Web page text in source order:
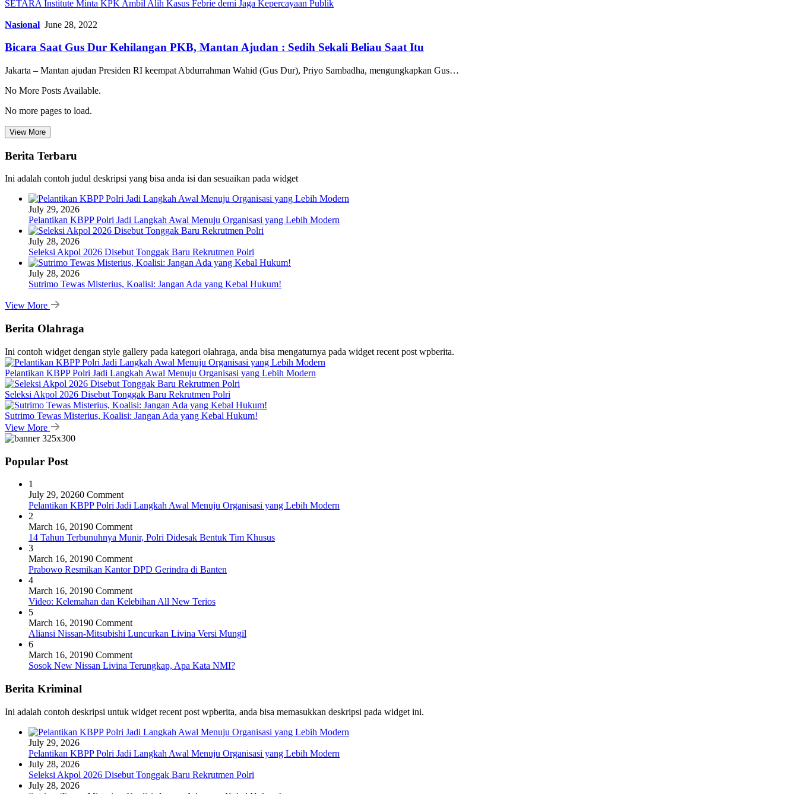
SETARA Institute Minta KPK Ambil Alih Kasus Febrie demi Jaga Kepercayaan Publik
Nasional June 28, 2022
Bicara Saat Gus Dur Kehilangan PKB, Mantan Ajudan : Sedih Sekali Beliau Saat Itu
Jakarta – Mantan ajudan Presiden RI keempat Abdurrahman Wahid (Gus Dur), Priyo Sambadha, mengungkapkan Gus…
No More Posts Available.
No more pages to load.
View More
Berita Terbaru
Ini adalah contoh judul deskripsi yang bisa anda isi dan sesuaikan pada widget
July 29, 2026
Pelantikan KBPP Polri Jadi Langkah Awal Menuju Organisasi yang Lebih Modern
July 28, 2026
Seleksi Akpol 2026 Disebut Tonggak Baru Rekrutmen Polri
July 28, 2026
Sutrimo Tewas Misterius, Koalisi: Jangan Ada yang Kebal Hukum!
View More
Berita Olahraga
Ini contoh widget dengan style gallery pada kategori olahraga, anda bisa mengaturnya pada widget recent post wpberita.
Pelantikan KBPP Polri Jadi Langkah Awal Menuju Organisasi yang Lebih Modern
Seleksi Akpol 2026 Disebut Tonggak Baru Rekrutmen Polri
Sutrimo Tewas Misterius, Koalisi: Jangan Ada yang Kebal Hukum!
View More
Popular Post
1
July 29, 20260 Comment
Pelantikan KBPP Polri Jadi Langkah Awal Menuju Organisasi yang Lebih Modern
2
March 16, 20190 Comment
14 Tahun Terbunuhnya Munir, Polri Didesak Bentuk Tim Khusus
3
March 16, 20190 Comment
Prabowo Resmikan Kantor DPD Gerindra di Banten
4
March 16, 20190 Comment
Video: Kelemahan dan Kelebihan All New Terios
5
March 16, 20190 Comment
Aliansi Nissan-Mitsubishi Luncurkan Livina Versi Mungil
6
March 16, 20190 Comment
Sosok New Nissan Livina Terungkap, Apa Kata NMI?
Berita Kriminal
Ini adalah contoh deskripsi untuk widget recent post wpberita, anda bisa memasukkan deskripsi pada widget ini.
July 29, 2026
Pelantikan KBPP Polri Jadi Langkah Awal Menuju Organisasi yang Lebih Modern
July 28, 2026
Seleksi Akpol 2026 Disebut Tonggak Baru Rekrutmen Polri
July 28, 2026